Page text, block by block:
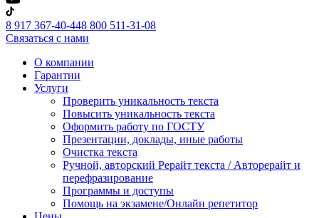
8 917 367-40-448 800 511-31-08
Связаться с нами
О компании
Гарантии
Услуги
Проверить уникальность текста
Повысить уникальность текста
Оформить работу по ГОСТУ
Презентации, доклады, иные работы
Очистка текста
Ручной, авторский Рерайт текста / Авторерайт и
перефразирование
Программы и доступы
Помощь на экзамене/Онлайн репетитор